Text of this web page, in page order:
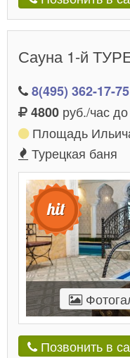
Сауна 1-й
8(495) 362-17-75
4800 руб./час до
Площадь
Турецкая баня
Позвонить в